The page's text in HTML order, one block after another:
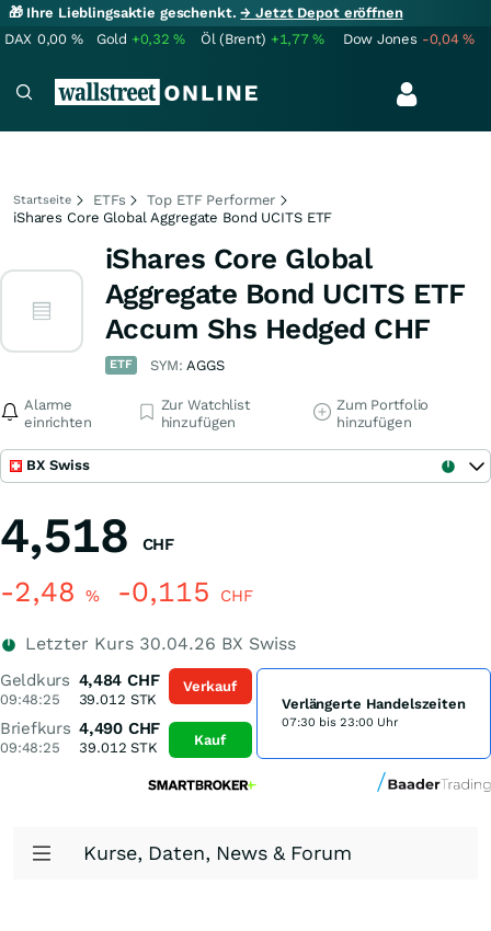
🎁 Ihre Lieblingsaktie geschenkt.→ Jetzt Depot eröffnen
DAX 0,00 % Gold +0,32% Öl (Brent) +1,77% Dow Jones -0,04%
Startseite ETFs
Top ETF Performer
iShares Core Global Aggregate Bond UCITS ETF
iShares Core Global
Aggregate Bond UCITS ETF
Accum Shs Hedged CHF
ETF SYM:AGGS
Alarme
einrichten
Zur Watchlist
hinzufügen
Zum Portfolio
hinzufügen
BX Swiss
4,518 CHF
-2,48 % -0,115 CHF
Letzter Kurs 30.04.26 BX Swiss
Geldkurs
09:48:25
4,484 CHF
39.012 STK
Briefkurs
09:48:25
4,490 CHF
39.012 STK
Verkauf
Kauf
Verlängerte Handelszeiten
07:30 bis 23:00 Uhr
Kurse, Daten, News & Forum